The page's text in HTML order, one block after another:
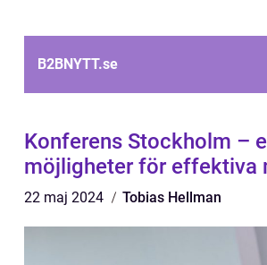
B2BNYTT.se
Konferens Stockholm –
möjligheter för effektiva
22 maj 2024 Tobias Hellman